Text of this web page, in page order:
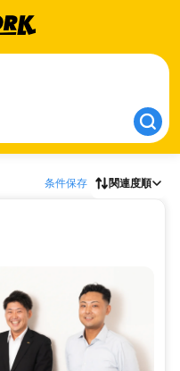
条件保存 関連度順